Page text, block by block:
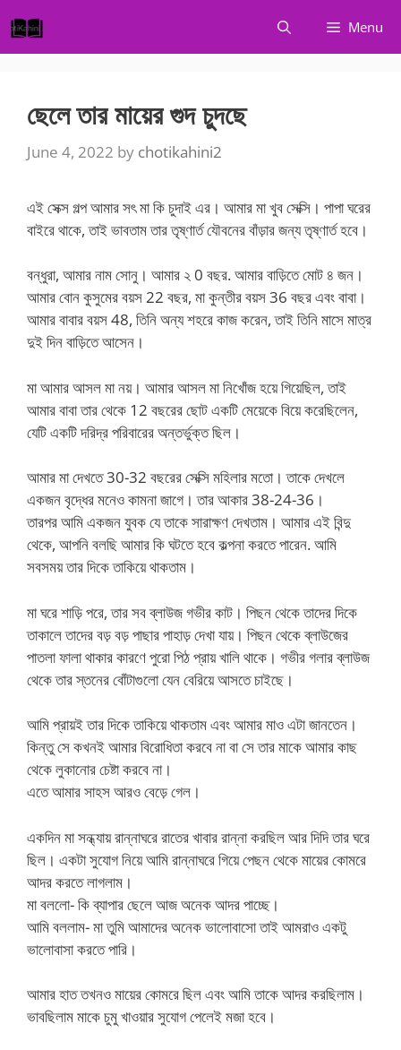
to
content
Menu
ছেলে তার মায়ের গুদ চুদছে
June 4, 2022 by chotikahini2
এই সেক্স গল্প আমার সৎ মা কি চুদাই এর। আমার মা খুব সেক্সি। পাপা ঘরের
বাইরে থাকে, তাই ভাবতাম তার তৃষ্ণার্ত যৌবনের বাঁড়ার জন্য তৃষ্ণার্ত হবে।
বন্ধুরা, আমার নাম সোনু। আমার ২ 0 বছর. আমার বাড়িতে মোট ৪ জন।
আমার বোন কুসুমের বয়স 22 বছর, মা কুন্তীর বয়স 36 বছর এবং বাবা।
আমার বাবার বয়স 48, তিনি অন্য শহরে কাজ করেন, তাই তিনি মাসে মাত্র
দুই দিন বাড়িতে আসেন।
মা আমার আসল মা নয়। আমার আসল মা নিখোঁজ হয়ে গিয়েছিল, তাই
আমার বাবা তার থেকে 12 বছরের ছোট একটি মেয়েকে বিয়ে করেছিলেন,
যেটি একটি দরিদ্র পরিবারের অন্তর্ভুক্ত ছিল।
আমার মা দেখতে 30-32 বছরের সেক্সি মহিলার মতো। তাকে দেখলে
একজন বৃদ্ধের মনেও কামনা জাগে। তার আকার 38-24-36।
তারপর আমি একজন যুবক যে তাকে সারাক্ষণ দেখতাম। আমার এই বিন্দু
থেকে, আপনি বলছি আমার কি ঘটতে হবে কল্পনা করতে পারেন. আমি
সবসময় তার দিকে তাকিয়ে থাকতাম।
মা ঘরে শাড়ি পরে, তার সব ব্লাউজ গভীর কাট। পিছন থেকে তাদের দিকে
তাকালে তাদের বড় বড় পাছার পাহাড় দেখা যায়। পিছন থেকে ব্লাউজের
পাতলা ফালা থাকার কারণে পুরো পিঠ প্রায় খালি থাকে। গভীর গলার ব্লাউজ
থেকে তার স্তনের বোঁটাগুলো যেন বেরিয়ে আসতে চাইছে।
আমি প্রায়ই তার দিকে তাকিয়ে থাকতাম এবং আমার মাও এটা জানতেন।
কিন্তু সে কখনই আমার বিরোধিতা করবে না বা সে তার মাকে আমার কাছ
থেকে লুকানোর চেষ্টা করবে না।
এতে আমার সাহস আরও বেড়ে গেল।
একদিন মা সন্ধ্যায় রান্নাঘরে রাতের খাবার রান্না করছিল আর দিদি তার ঘরে
ছিল। একটা সুযোগ নিয়ে আমি রান্নাঘরে গিয়ে পেছন থেকে মায়ের কোমরে
আদর করতে লাগলাম।
মা বললো- কি ব্যাপার ছেলে আজ অনেক আদর পাচ্ছে।
আমি বললাম- মা তুমি আমাদের অনেক ভালোবাসো তাই আমরাও একটু
ভালোবাসা করতে পারি।
আমার হাত তখনও মায়ের কোমরে ছিল এবং আমি তাকে আদর করছিলাম।
ভাবছিলাম মাকে চুমু খাওয়ার সুযোগ পেলেই মজা হবে।